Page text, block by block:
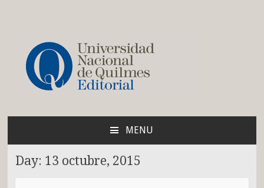
Blog de la Editorial de
MENU
CONTENT
Day: 13 octubre, 2015